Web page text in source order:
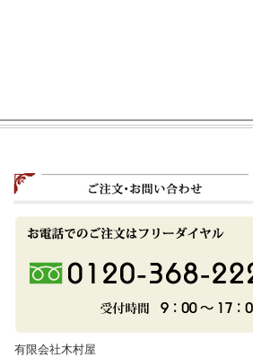
有限会社木村屋